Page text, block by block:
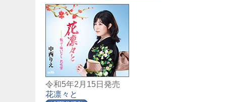
令和5年2月15日発売
花凛々と